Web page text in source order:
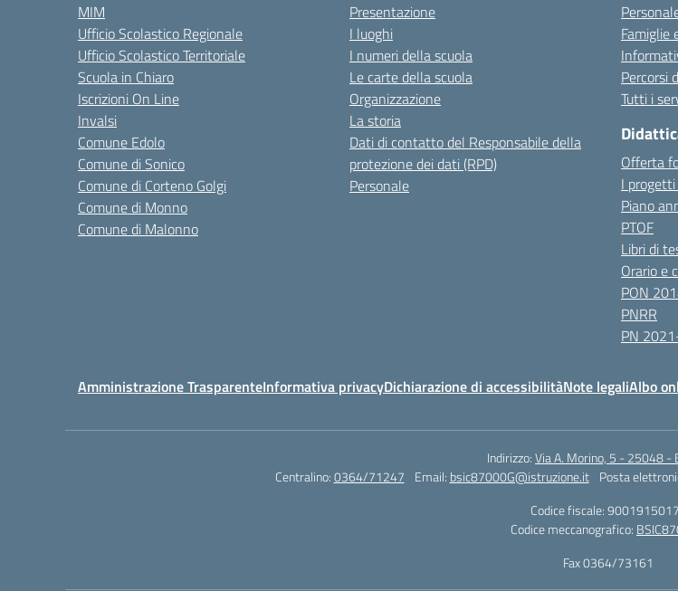
MIM
Ufficio Scolastico Regionale
Ufficio Scolastico Territoriale
Scuola in Chiaro
Iscrizioni On Line
Invalsi
Comune Edolo
Comune di Sonico
Comune di Corteno Golgi
Comune di Monno
Comune di Malonno
Presentazione
I luoghi
I numeri della scuola
Le carte della scuola
Organizzazione
La storia
Dati di contatto del Responsabile della
protezione dei dati (RPD)
Personale
Famiglie
Percorsi
Tutti i
Offerta
I
Piano
PTOF
Libri di
Orario e
PON
PNRR
PN
Amministrazione TrasparenteInformativa privacyDichiarazione di accessibilitàNote legaliAlbo
Indirizzo:Via A. Morino, 5 - 25048 -
Centralino:0364/71247 Email: bsic87000G@istruzione.it Posta
Codice fiscale:
Codice meccanografico:
Fax 0364/73161